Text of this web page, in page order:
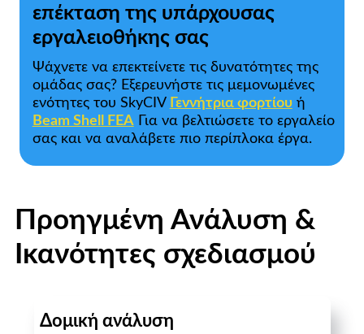
επέκταση της υπάρχουσας
εργαλειοθήκης σας
Ψάχνετε να επεκτείνετε τις δυνατότητες της
ομάδας σας? Εξερευνήστε τις μεμονωμένες
ενότητες του SkyCIV Γεννήτρια φορτίουή
Beam Shell FEAΓια να βελτιώσετε το εργαλείο
σας και να αναλάβετε πιο περίπλοκα έργα.
Προηγμένη Ανάλυση &
Ικανότητες σχεδιασμού
Δομική ανάλυση